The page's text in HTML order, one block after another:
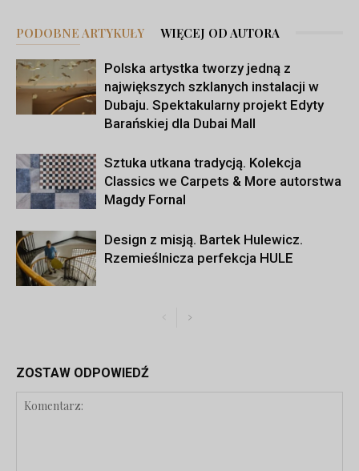
PODOBNE ARTYKUŁY WIĘCEJ OD AUTORA
Polska artystka tworzy jedną z
największych szklanych instalacji w
Dubaju. Spektakularny projekt Edyty
Barańskiej dla Dubai Mall
Sztuka utkana tradycją. Kolekcja
Classics we Carpets & More autorstwa
Magdy Fornal
Design z misją. Bartek Hulewicz.
Rzemieślnicza perfekcja HULE
ZOSTAW ODPOWIEDŹ